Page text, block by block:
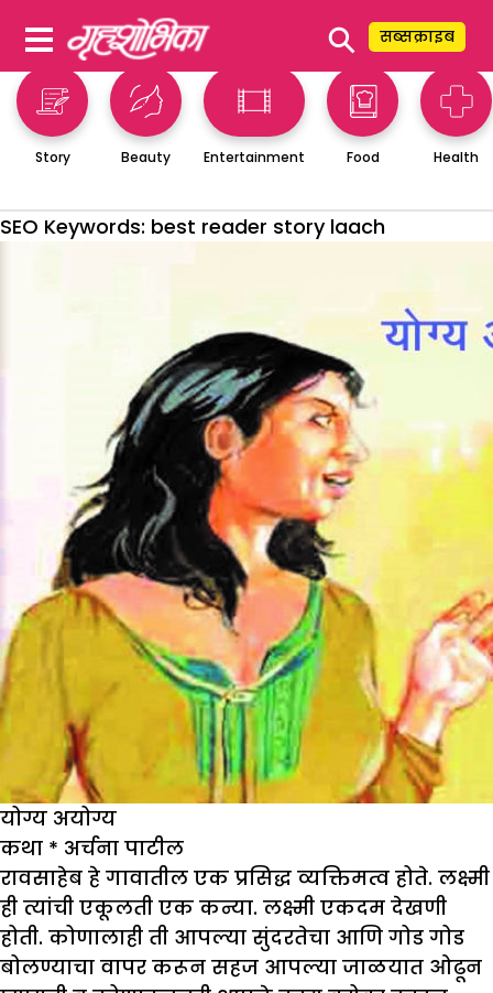
⚲ सब्सक्राइब
Story Beauty Entertainment Food Health
SEO Keywords: best reader story laach
योग्य अयोग्य
कथा * अर्चना पाटील
रावसाहेब हे गावातील एक प्रसिद्ध व्यक्तिमत्व होते. लक्ष्मी
ही त्यांची एकूलती एक कन्या. लक्ष्मी एकदम देखणी
होती. कोणालाही ती आपल्या सुंदरतेचा आणि गोड गोड
बोलण्याचा वापर करून सहज आपल्या जाळयात ओढून